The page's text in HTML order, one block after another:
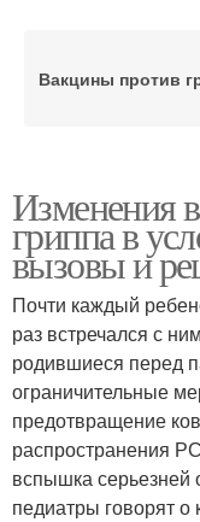
Вакцины против
Изменения
гриппа в
вызовы и
Почти каждый
раз встречался с
родившиеся перед
ограничительные
предотвращение
распространения
вспышка серьезней
педиатры говорят о